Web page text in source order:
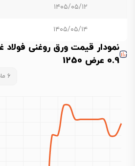
۱۴۰۵/۰۵/۱۲
۱۴۰۵/۰۵/۱۴
0.9 عرض 1250
۶ ماهه